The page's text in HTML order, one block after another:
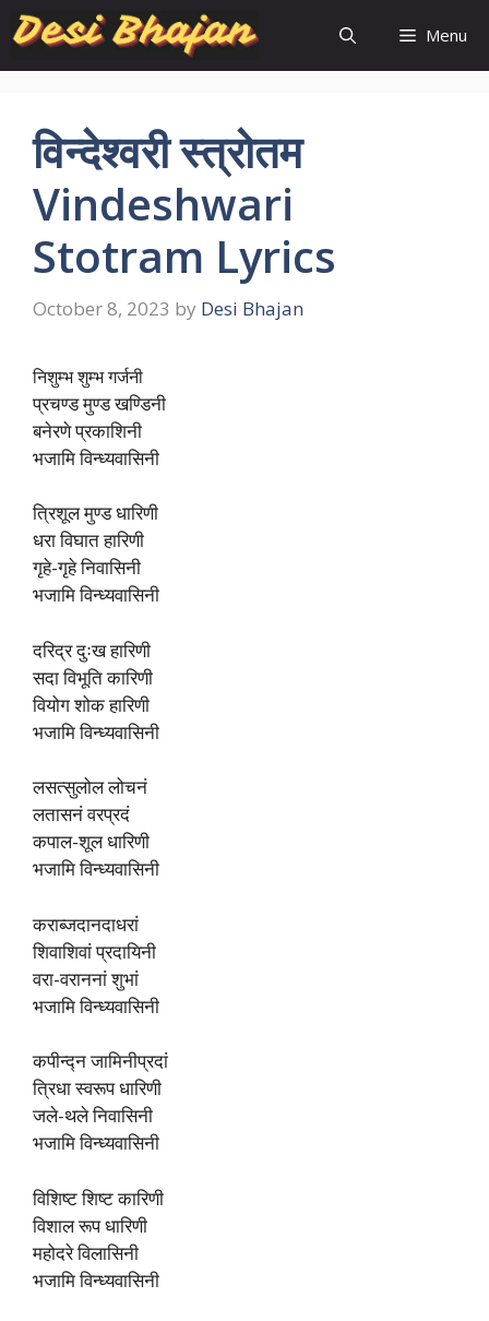
Skip
to
content
Menu
विन्देश्वरी स्त्रोतम
Vindeshwari
Stotram Lyrics
October 8, 2023 by Desi Bhajan
निशुम्भ शुम्भ गर्जनी
प्रचण्ड मुण्ड खण्डिनी
बनेरणे प्रकाशिनी
भजामि विन्ध्यवासिनी
त्रिशूल मुण्ड धारिणी
धरा विघात हारिणी
गृहे-गृहे निवासिनी
भजामि विन्ध्यवासिनी
दरिद्र दुःख हारिणी
सदा विभूति कारिणी
वियोग शोक हारिणी
भजामि विन्ध्यवासिनी
लसत्सुलोल लोचनं
लतासनं वरप्रदं
कपाल-शूल धारिणी
भजामि विन्ध्यवासिनी
कराब्जदानदाधरां
शिवाशिवां प्रदायिनी
वरा-वराननां शुभां
भजामि विन्ध्यवासिनी
कपीन्द्न जामिनीप्रदां
त्रिधा स्वरूप धारिणी
जले-थले निवासिनी
भजामि विन्ध्यवासिनी
विशिष्ट शिष्ट कारिणी
विशाल रूप धारिणी
महोदरे विलासिनी
भजामि विन्ध्यवासिनी